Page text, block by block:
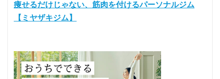
痩せるだけじゃない、筋肉を付けるパーソナルジム
【ミヤザキジム】